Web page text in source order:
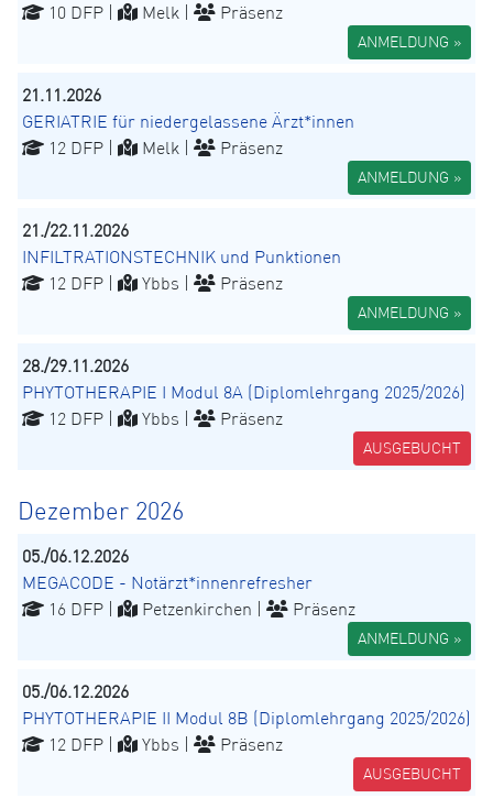
10 DFP |
Melk | Präsenz
ANMELDUNG »
21.11.2026
GERIATRIE für niedergelassene Ärzt*innen
12 DFP |
Melk | Präsenz
ANMELDUNG »
21./22.11.2026
INFILTRATIONSTECHNIK und Punktionen
12 DFP |
Ybbs | Präsenz
ANMELDUNG »
28./29.11.2026
PHYTOTHERAPIE I Modul 8A (Diplomlehrgang 2025/2026)
12 DFP |
Ybbs | Präsenz
AUSGEBUCHT
Dezember 2026
05./06.12.2026
MEGACODE - Notärzt*innenrefresher
16 DFP |
Petzenkirchen | Präsenz
ANMELDUNG »
05./06.12.2026
PHYTOTHERAPIE II Modul 8B (Diplomlehrgang 2025/2026)
12 DFP |
Ybbs | Präsenz
AUSGEBUCHT